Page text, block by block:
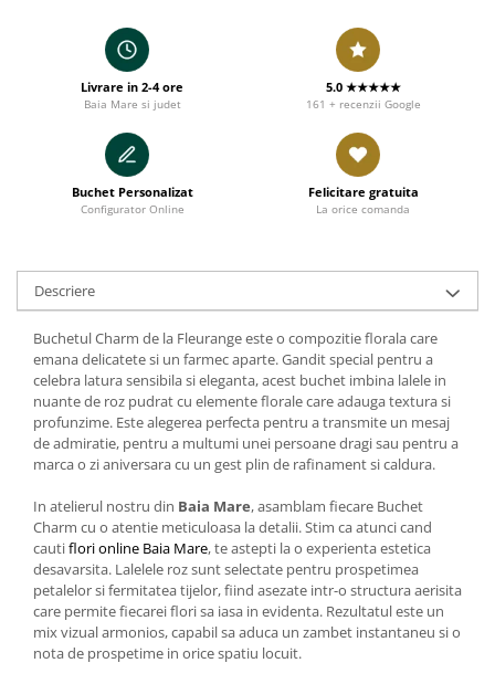
Livrare in 2-4 ore
Baia Mare si judet
5.0 ★★★★★
161 + recenzii Google
Buchet Personalizat
Configurator Online
Felicitare gratuita
La orice comanda
Descriere
Buchetul Charm de la Fleurange este o compozitie florala care
emana delicatete si un farmec aparte. Gandit special pentru a
celebra latura sensibila si eleganta, acest buchet imbina lalele in
nuante de roz pudrat cu elemente florale care adauga textura si
profunzime. Este alegerea perfecta pentru a transmite un mesaj
de admiratie, pentru a multumi unei persoane dragi sau pentru a
marca o zi aniversara cu un gest plin de rafinament si caldura.
In atelierul nostru din Baia Mare, asamblam fiecare Buchet
Charm cu o atentie meticuloasa la detalii. Stim ca atunci cand
cautiflori online Baia Mare, te astepti la o experienta estetica
desavarsita. Lalelele roz sunt selectate pentru prospetimea
petalelor si fermitatea tijelor, fiind asezate intr-o structura aerisita
care permite fiecarei flori sa iasa in evidenta. Rezultatul este un
mix vizual armonios, capabil sa aduca un zambet instantaneu si o
nota de prospetime in orice spatiu locuit.